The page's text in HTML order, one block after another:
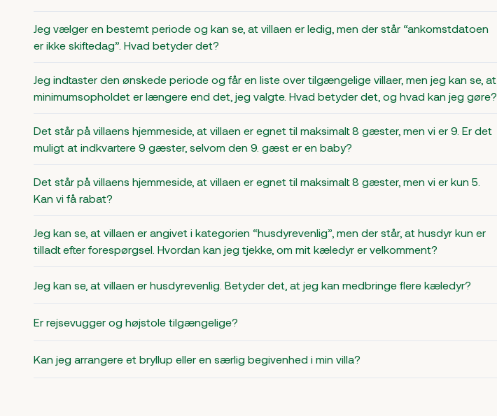
Jeg vælger en bestemt periode og kan se, at villaen er ledig, men der står “ankomstdatoen
er ikke skiftedag”. Hvad betyder det?
Jeg indtaster den ønskede periode og får en liste over tilgængelige villaer, men jeg kan se, at
minimumsopholdet er længere end det, jeg valgte. Hvad betyder det, og hvad kan jeg gøre?
Det står på villaens hjemmeside, at villaen er egnet til maksimalt 8 gæster, men vi er 9. Er det
muligt at indkvartere 9 gæster, selvom den 9. gæst er en baby?
Det står på villaens hjemmeside, at villaen er egnet til maksimalt 8 gæster, men vi er kun 5.
Kan vi få rabat?
Jeg kan se, at villaen er angivet i kategorien “husdyrevenlig”, men der står, at husdyr kun er
tilladt efter forespørgsel. Hvordan kan jeg tjekke, om mit kæledyr er velkomment?
Jeg kan se, at villaen er husdyrevenlig. Betyder det, at jeg kan medbringe flere kæledyr?
Er rejsevugger og højstole tilgængelige?
Kan jeg arrangere et bryllup eller en særlig begivenhed i min villa?